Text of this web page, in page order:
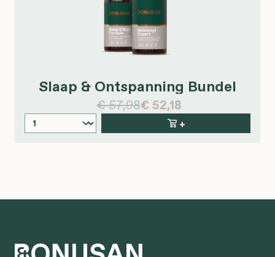
Slaap & Ontspanning Bundel
€ 57,98€ 52,18
+